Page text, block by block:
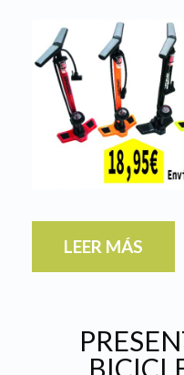
LEER MÁS